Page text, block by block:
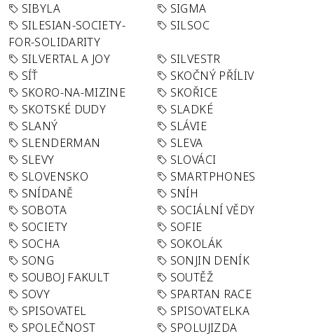
SIBYLA
SIGMA
SILESIAN-SOCIETY-
FOR-SOLIDARITY
SILSOC
SILVERTAL A JOY
SILVESTR
SÍŤ
SKOČNÝ PŘÍLIV
SKORO-NA-MIZINE
SKOŘICE
SKOTSKÉ DUDY
SLADKÉ
SLANÝ
SLÁVIE
SLENDERMAN
SLEVA
SLEVY
SLOVÁCI
SLOVENSKO
SMARTPHONES
SNÍDANĚ
SNÍH
SOBOTA
SOCIÁLNÍ VĚDY
SOCIETY
SOFIE
SOCHA
SOKOLÁK
SONG
SONJIN DENÍK
SOUBOJ FAKULT
SOUTĚŽ
SOVY
SPARTAN RACE
SPISOVATEL
SPISOVATELKA
SPOLEČNOST
SPOLUJIZDA